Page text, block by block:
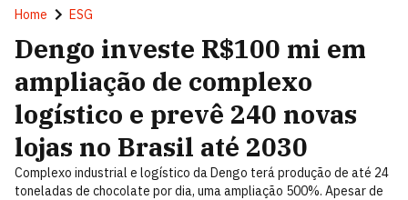
Home ESG
Dengo investe R$100 mi em
ampliação de complexo
logístico e prevê 240 novas
lojas no Brasil até 2030
Complexo industrial e logístico da Dengo terá produção de até 24
toneladas de chocolate por dia, uma ampliação 500%. Apesar de